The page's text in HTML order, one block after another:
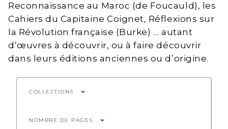
Reconnaissance au Maroc (de Foucauld), les
Cahiers du Capitaine Coignet, Réflexions sur
la Révolution française (Burke) … autant
d’œuvres à découvrir, ou à faire découvrir
dans leurs éditions anciennes ou d’origine.
COLLECTIONS arrow_drop_down
NOMBRE DE PAGES arrow_drop_down